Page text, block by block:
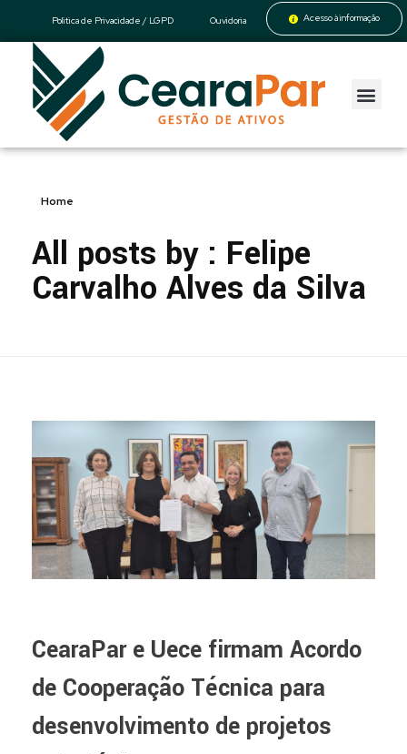
Politica de Privacidade / LGPD Ouvidoria Acesso à informação
CearaPar
Gestão de Ativos
Home
All posts by : Felipe
Carvalho Alves da Silva
CearaPar e Uece firmam Acordo
de Cooperação Técnica para
desenvolvimento de projetos